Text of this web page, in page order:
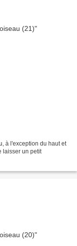
à l'exception du haut et
laisser un petit